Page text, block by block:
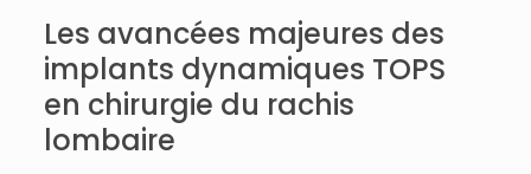
Les avancées majeures des
implants dynamiques TOPS
en chirurgie du rachis
lombaire